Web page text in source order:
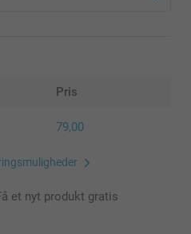
Pris
79,00
et nyt produkt gratis